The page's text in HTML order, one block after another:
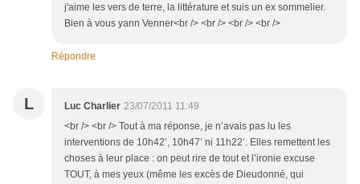
j'aime les vers de terre, la littérature et suis un ex sommelier.
Bien à vous yann Venner<br /> <br /> <br /> <br />
Répondre
L Luc Charlier 23/07/2011 11:49
<br /> <br /> Tout à ma réponse, je n’avais pas lu les
interventions de 10h42’, 10h47’ ni 11h22’. Elles remettent les
choses à leur place : on peut rire de tout et l’ironie excuse
TOUT, à mes yeux (même les excès de Dieudonné, qui